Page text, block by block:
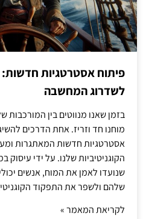
פיתוח אסטרטגיות חדשות:
לשדרוג המחשבה
בזמן שאנו מנווטים בין המורכבות
מוחנו חד וזריז. אחת הדרכים
אסטרטגיות חדשות המאתגרות
הקוגניטיביות שלנו. על ידי עיסוק
שנועדו לאמן את המוח, אנשים
שלהם ולשפר את התפקוד
לקריאת המאמר »